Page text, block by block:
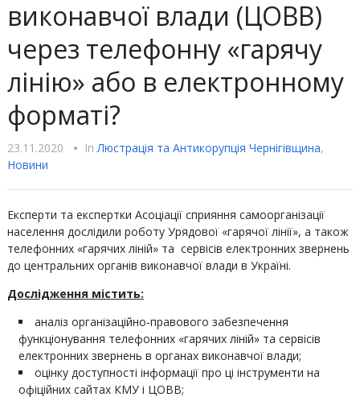
виконавчої влади (ЦОВВ)
через телефонну «гарячу
лінію» або в електронному
форматі?
23.11.2020 • InЛюстрацiя та Антикорупцiя Чернігівщина,
Новини
Експерти та експертки Асоціації сприяння самоорганізації
населення дослідили роботу Урядової «гарячої лінії», а також
телефонних «гарячих ліній» та сервісів електронних звернень
до центральних органів виконавчої влади в Україні.
Дослідження містить:
аналіз організаційно-правового забезпечення
функціонування телефонних «гарячих ліній» та сервісів
електронних звернень в органах виконавчої влади;
оцінку доступності інформації про ці інструменти на
офіційних сайтах КМУ і ЦОВВ;